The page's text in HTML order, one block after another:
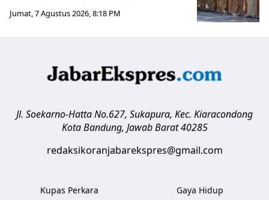
Jumat, 7 Agustus 2026, 8:18 PM
Jl. Soekarno-Hatta No.627, Sukapura, Kec. Kiaracondong
Kota Bandung, Jawab Barat 40285
redaksikoranjabarekspres@gmail.com
Kupas Perkara Gaya Hidup